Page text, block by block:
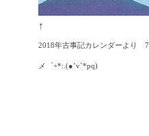
↑
2018年古事記カレンダーより
メ゜+*:.(●’v`*pq)